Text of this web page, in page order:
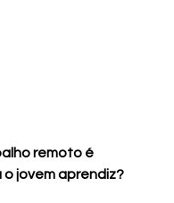
remoto é
jovem aprendiz?